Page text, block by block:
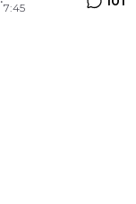
7:45